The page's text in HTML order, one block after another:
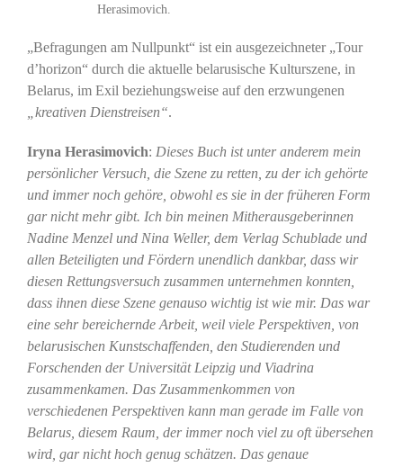
Herasimovich.
„Befragungen am Nullpunkt“ ist ein ausgezeichneter „Tour
d’horizon“ durch die aktuelle belarusische Kulturszene, in
Belarus, im Exil beziehungsweise auf den erzwungenen
„kreativen Dienstreisen“.
Iryna Herasimovich: Dieses Buch ist unter anderem mein
persönlicher Versuch, die Szene zu retten, zu der ich gehörte
und immer noch gehöre, obwohl es sie in der früheren Form
gar nicht mehr gibt. Ich bin meinen Mitherausgeberinnen
Nadine Menzel und Nina Weller, dem Verlag Schublade und
allen Beteiligten und Fördern unendlich dankbar, dass wir
diesen Rettungsversuch zusammen unternehmen konnten,
dass ihnen diese Szene genauso wichtig ist wie mir. Das war
eine sehr bereichernde Arbeit, weil viele Perspektiven, von
belarusischen Kunstschaffenden, den Studierenden und
Forschenden der Universität Leipzig und Viadrina
zusammenkamen. Das Zusammenkommen von
verschiedenen Perspektiven kann man gerade im Falle von
Belarus, diesem Raum, der immer noch viel zu oft übersehen
wird, gar nicht hoch genug schätzen. Das genaue